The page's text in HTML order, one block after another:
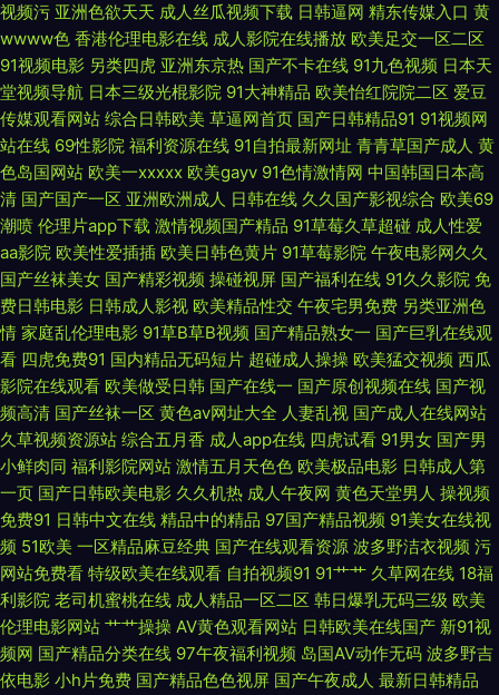
黄色片子网站 欧美内射网站 日韩中文视频 亚州性色 91福礼专区 爱豆传媒
69AV 国产精品撸色网 久草大香蕉亚洲 免费性片 日韩性爱导航 1024成人网
www毛片 国产精品自拍在线 九九热爱视 男人的天堂a爽 深夜福利视频网址
亚洲拍拍 91蜜臀人妻中文 波多野结衣四级片 国产性爱ab 免费黄色影院 少妇
三级 亚洲成人小说网 91超碰在线长腿 AA级黄色网 大香蕉伊在线9 韩国操逼
剧场 美女奸三级 色中色综合色图 影音先锋伪娘 91视频官网 超碰入口 国产精
品一二区 久久精热精品 人妻第八页 色婷婷福利网 亚洲超清有码 91传媒在线
观看 av奇色 豆花91网 精品国产区久久 免费的成人91 人人操骚 亚洲另类小
说网 91破解版片 操逼电影网 国产91小视频 极品欧美 欧美性爱第九页 熟女
少妇系列 亚洲免费黄色网止 91后入 超碰福利97 黄色网址 蜜臀69 日韩国产
对白 亚洲内射黄网站 91丝袜插麻豆 大香蕉伊人成人网 黄色网页版 免费网站
91 日韩精品福利网址 伊人阁婷婷 97视频总站 成人小视频网站 激情综合涩涩
视频污 亚洲色欲天天 成人丝瓜视频下载 日韩逼网 精东传媒入口 黄
wwww色 香港伦理电影在线 成人影院在线播放 欧美足交一区二区
91视频电影 另类四虎 亚洲东京热 国产不卡在线 91九色视频 日本天
堂视频导航 日本三级光棍影院 91大神精品 欧美怡红院院二区 爱豆
传媒观看网站 综合日韩欧美 草逼网首页 国产日韩精品91 91视频网
站在线 69性影院 福利资源在线 91自拍最新网址 青青草国产成人 黄
色岛国网站 欧美一xxxxx 欧美gayv 91色情激情网 中国韩国日本高
清 国产国产一区 亚洲欧洲成人 日韩在线 久久国产影视综合 欧美69
潮喷 伦理片app下载 激情视频国产精品 91草莓久草超碰 成人性爱
aa影院 欧美性爱插插 欧美日韩色黄片 91草莓影院 午夜电影网久久
国产丝袜美女 国产精彩视频 操碰视屏 国产福利在线 91久久影院 免
费日韩电影 日韩成人影视 欧美精品性交 午夜宅男免费 另类亚洲色
情 家庭乱伦理电影 91草B草B视频 国产精品熟女一 国产巨乳在线观
看 四虎免费91 国内精品无码短片 超碰成人操操 欧美猛交视频 西瓜
影院在线观看 欧美做受日韩 国产在线一 国产原创视频在线 国产视
频高清 国产丝袜一区 黄色av网址大全 人妻乱视 国产成人在线网站
久草视频资源站 综合五月香 成人app在线 四虎试看 91男女 国产男
小鲜肉同 福利影院网站 激情五月天色色 欧美极品电影 日韩成人第
一页 国产日韩欧美电影 久久机热 成人午夜网 黄色天堂男人 操视频
免费91 日韩中文在线 精品中的精品 97国产精品视频 91美女在线视
频 51欧美 一区精品麻豆经典 国产在线观看资源 波多野洁衣视频 污
网站免费看 特级欧美在线观看 自拍视频91 91艹艹 久草网在线 18福
利影院 老司机蜜桃在线 成人精品一区二区 韩日爆乳无码三级 欧美
伦理电影网站 艹艹操操 AV黄色观看网站 日韩欧美在线国产 新91视
频网 国产精品分类在线 97午夜福利视频 岛国AV动作无码 波多野吉
依电影 小h片免费 国产精品色色视屏 国产午夜成人 最新日韩精品